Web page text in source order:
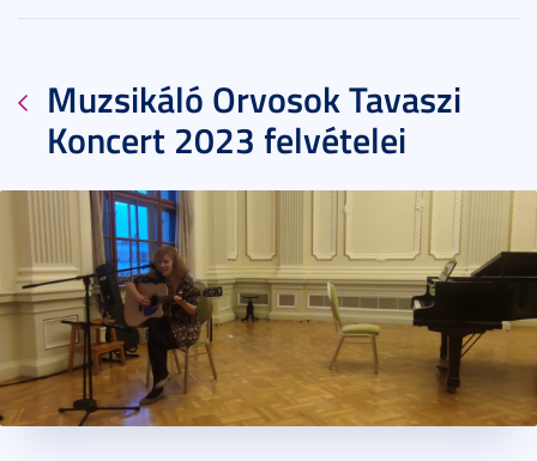
Muzsikáló Orvosok Tavaszi
Koncert 2023 felvételei